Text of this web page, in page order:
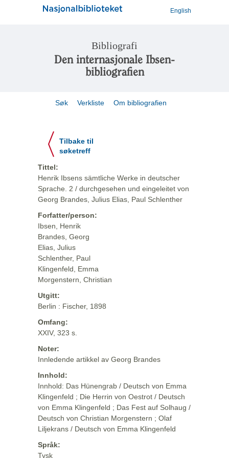
English
Bibliografi
Den internasjonale Ibsen-
bibliografien
Søk Verkliste Om bibliografien
Tilbake til
søketreff
Tittel:
Henrik Ibsens sämtliche Werke in deutscher
Sprache. 2 / durchgesehen und eingeleitet von
Georg Brandes, Julius Elias, Paul Schlenther
Forfatter/person:
Ibsen, Henrik
Brandes, Georg
Elias, Julius
Schlenther, Paul
Klingenfeld, Emma
Morgenstern, Christian
Utgitt:
Berlin : Fischer, 1898
Omfang:
XXIV, 323 s.
Noter:
Innledende artikkel av Georg Brandes
Innhold:
Innhold: Das Hünengrab / Deutsch von Emma
Klingenfeld ; Die Herrin von Oestrot / Deutsch
von Emma Klingenfeld ; Das Fest auf Solhaug /
Deutsch von Christian Morgenstern ; Olaf
Liljekrans / Deutsch von Emma Klingenfeld
Språk:
Tysk